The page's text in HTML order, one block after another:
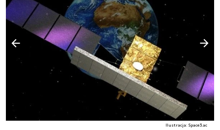
Ilustracja: Space3.ac
Poprzedni slajd
Następny slajd